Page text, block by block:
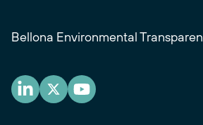
Bellona Environmental